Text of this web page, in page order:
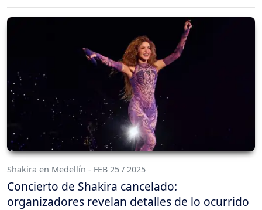
Shakira en Medellín - FEB 25 / 2025
Concierto de Shakira cancelado:
organizadores revelan detalles de lo ocurrido